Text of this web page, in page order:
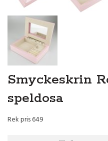
Smyckeskrin
speldosa
Rek pris 649